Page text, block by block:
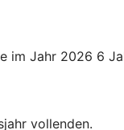
im Jahr 2026 6
vollenden.